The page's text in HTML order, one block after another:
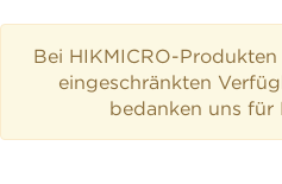
Bei HIKMICRO-
eingeschränkten
bedanken uns für